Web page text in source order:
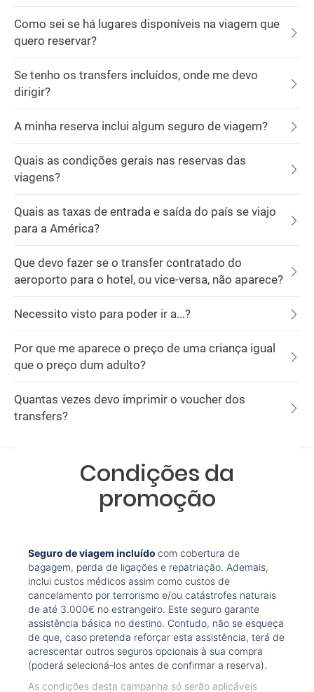
Como sei se há lugares disponíveis na viagem que
quero reservar?
Se tenho os transfers incluídos, onde me devo
dirigir?
A minha reserva inclui algum seguro de viagem?
Quais as condições gerais nas reservas das
viagens?
Quais as taxas de entrada e saída do país se viajo
para a América?
Que devo fazer se o transfer contratado do
aeroporto para o hotel, ou vice-versa, não aparece?
Necessito visto para poder ir a...?
Por que me aparece o preço de uma criança igual
que o preço dum adulto?
Quantas vezes devo imprimir o voucher dos
transfers?
Condições da
promoção
Seguro de viagem incluído com cobertura de
bagagem, perda de ligações e repatriação. Ademais,
inclui custos médicos assim como custos de
cancelamento por terrorismo e/ou catástrofes naturais
de até 3.000€ no estrangeiro. Este seguro garante
assistência básica no destino. Contudo, não se esqueça
de que, caso pretenda reforçar esta assistência, terá de
acrescentar outros seguros opcionais à sua compra
(poderá selecioná-los antes de confirmar a reserva).
As condições desta campanha só serão aplicáveis